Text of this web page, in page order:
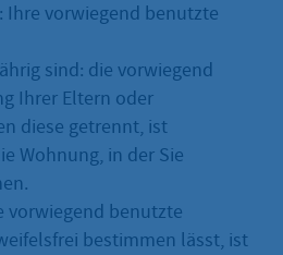
vorwiegend benutzte
sind: die vorwiegend
Ihrer Eltern oder
diese getrennt, ist
Wohnung, in der Sie
vorwiegend benutzte
bestimmen lässt, ist